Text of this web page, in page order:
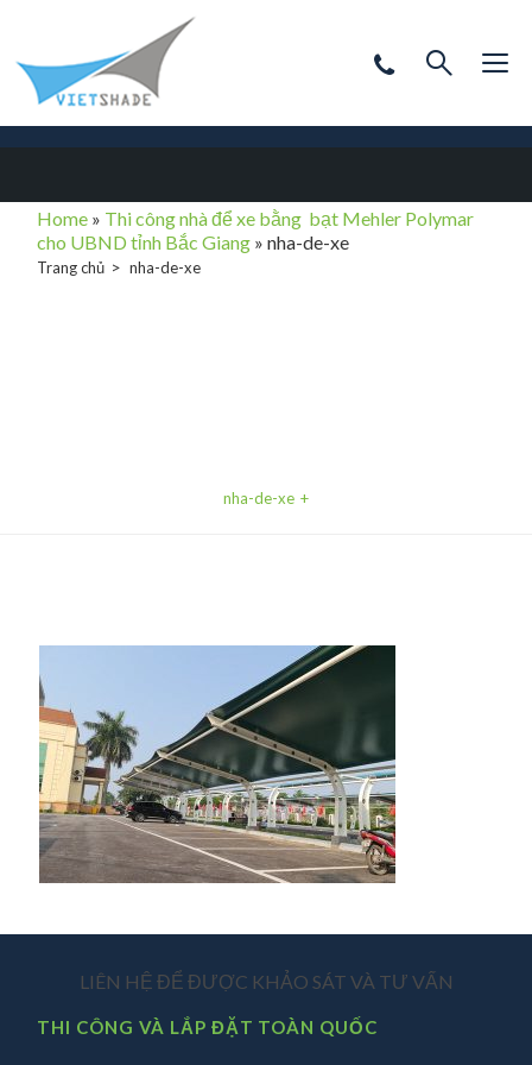
Home » Thi công nhà để xe bằng bạt Mehler Polymar
cho UBND tỉnh Bắc Giang »nha-de-xe
Trang chủ nha-de-xe
nha-de-xe
LIÊN HỆ ĐỂ ĐƯỢC KHẢO SÁT VÀ TƯ VẤN
THI CÔNG VÀ LẮP ĐẶT TOÀN QUỐC